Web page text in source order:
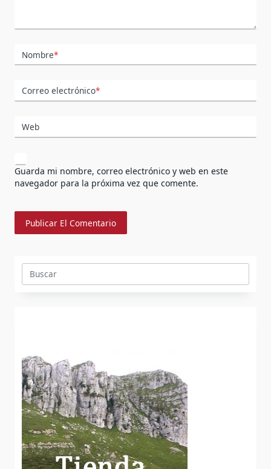
Nombre*
Correo electrónico*
Web
Guarda mi nombre, correo electrónico y web en este
navegador para la próxima vez que comente.
Buscar: